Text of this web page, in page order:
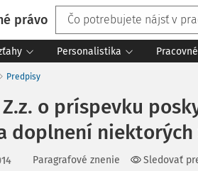
právo
Personalistika
Predpisy
o príspevku
doplnení niektorých
Paragrafové znenie Sledovať